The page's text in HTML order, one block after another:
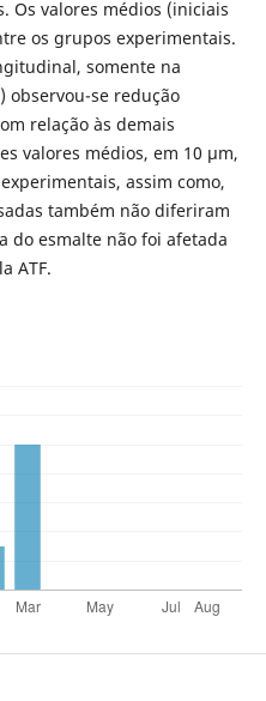
Os valores médios (iniciais
os grupos experimentais.
somente na
se redução
relação às demais
valores médios, em 10 µm,
assim como,
também não diferiram
do esmalte não foi afetada
ATF.